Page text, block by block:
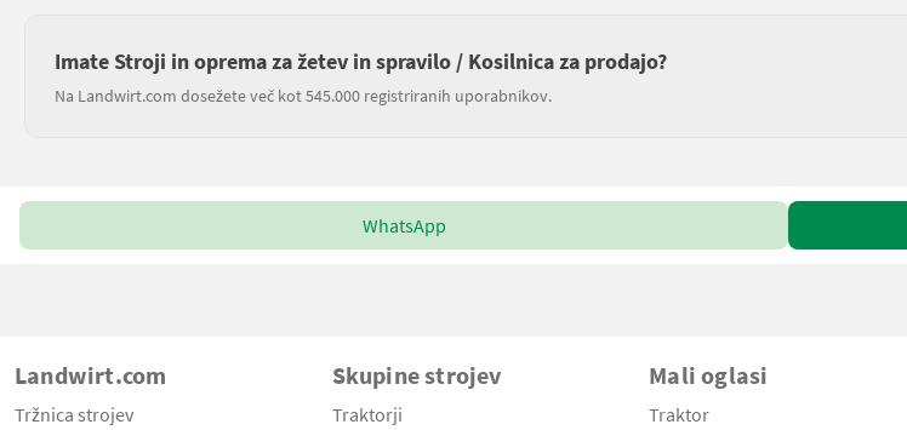
Imate Stroji in oprema za žetev in spravilo / Kosilnica za prodajo?
Na Landwirt.com dosežete več kot 545.000 registriranih uporabnikov.
WhatsApp
Landwirt.com
Tržnica strojev
Skupine strojev
Traktorji
Mali oglasi
Traktor